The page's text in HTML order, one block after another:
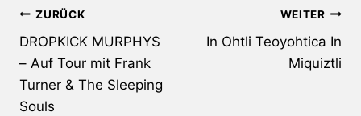
Beitragsnavigation
ZURÜCK
DROPKICK MURPHYS
– Auf Tour mit Frank
Turner & The Sleeping
Souls
WEITER
In Ohtli Teoyohtica In
Miquiztli